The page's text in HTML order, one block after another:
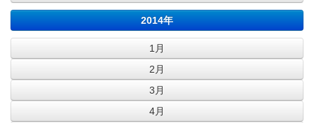
2014年
1月
2月
3月
4月